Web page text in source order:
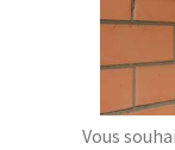
Vous